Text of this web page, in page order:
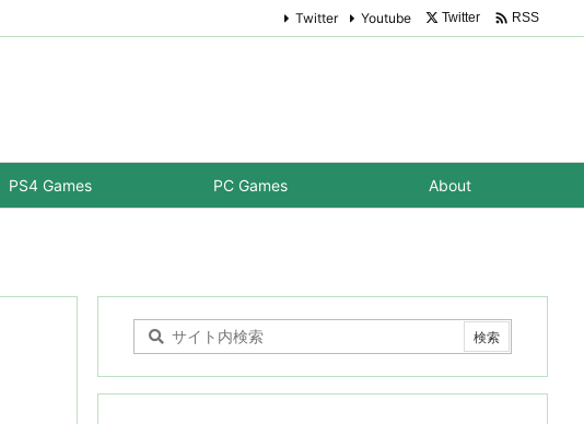
PS4 Games PC Games About
Twitter Youtube Twitter  RSS